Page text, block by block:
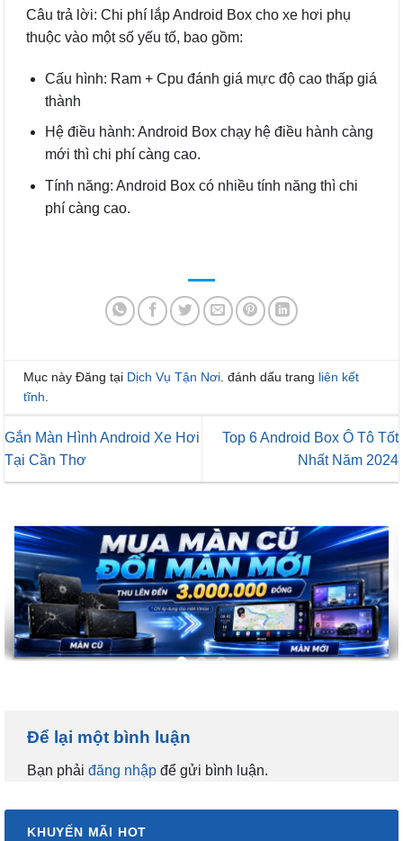
Câu trả lời: Chi phí lắp Android Box cho xe hơi phụ
thuộc vào một số yếu tố, bao gồm:
Cấu hình: Ram + Cpu đánh giá mực độ cao thấp giá
thành
Hệ điều hành: Android Box chạy hệ điều hành càng
mới thì chi phí càng cao.
Tính năng: Android Box có nhiều tính năng thì chi
phí càng cao.
Mục này Đăng tại Dịch Vụ Tận Nơi . đánh dấu trang liên kết
tĩnh
Gắn Màn Hình Android Xe Hơi
Tại Cần Thơ
Top 6 Android Box Ô Tô Tốt
Nhất Năm 2024
Để lại một bình luận
Bạn phải đăng nhập để gửi bình luận.
KHUYẾN MÃI HOT